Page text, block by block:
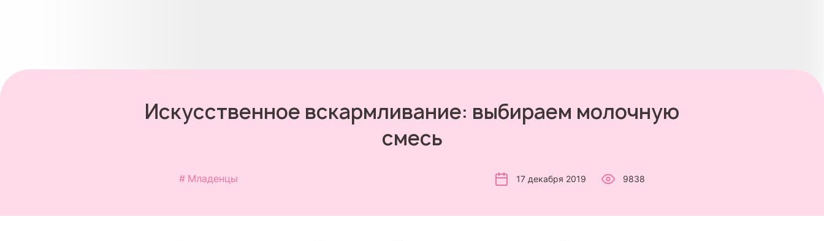
Искусственное вскармливание: выбираем молочную
смесь
Младенцы 17 декабря 2019 9838